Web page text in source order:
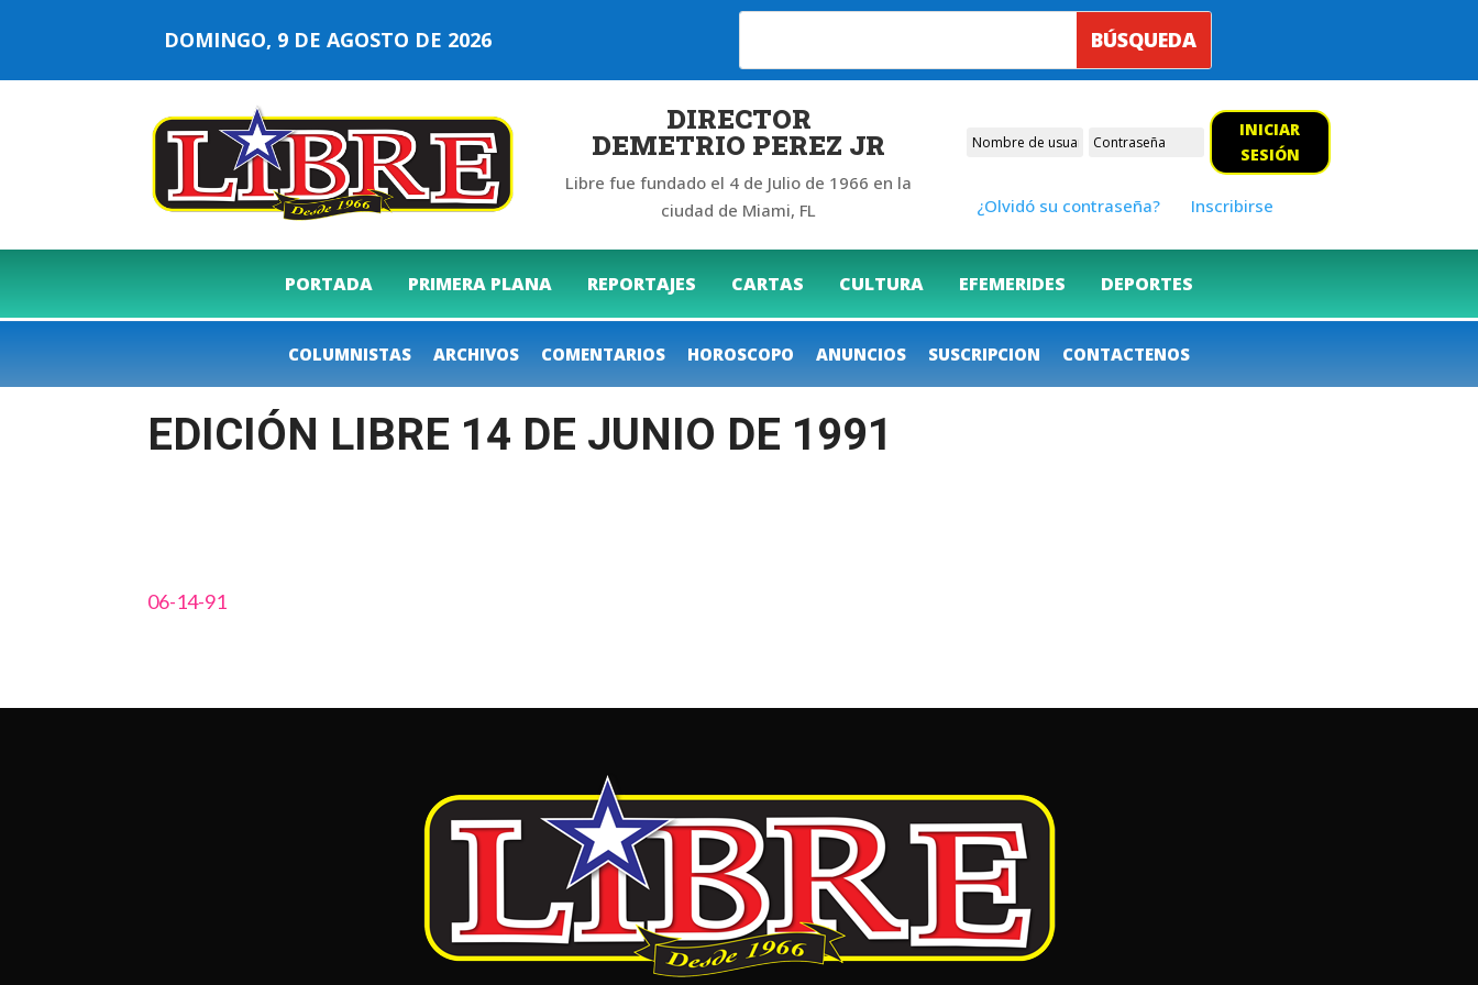
DOMINGO, 9 DE AGOSTO DE 2026
DIRECTOR
DEMETRIO PEREZ JR
Libre fue fundado el 4 de Julio de 1966 en la
ciudad de Miami, FL
INICIAR
SESIÓN
¿Olvidó su contraseña? Inscribirse
PORTADA PRIMERA PLANA REPORTAJES CARTAS CULTURA EFEMERIDES DEPORTES
COLUMNISTAS ARCHIVOS COMENTARIOS HOROSCOPO ANUNCIOS SUSCRIPCION CONTACTENOS
EDICIÓN LIBRE 14 DE JUNIO DE 1991
06-14-91